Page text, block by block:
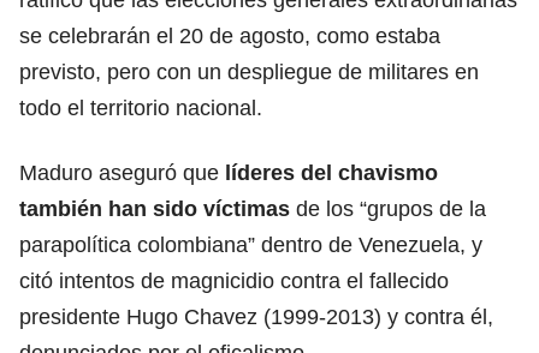
se celebrarán el 20 de agosto, como estaba
previsto, pero con un despliegue de militares en
todo el territorio nacional.
Maduro aseguró que líderes del chavismo
también han sido víctimas de los “grupos de la
parapolítica colombiana” dentro de Venezuela, y
citó intentos de magnicidio contra el fallecido
presidente Hugo Chavez (1999-2013) y contra él,